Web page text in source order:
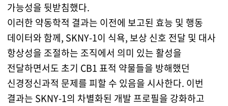
가능성을 뒷받침했다.
이러한 약동학적 결과는 이전에 보고된 효능 및 행동
데이터와 함께, SKNY-1이 식욕, 보상 신호 전달 및 대사
항상성을 조절하는 조직에서 의미 있는 활성을
전달하면서도 초기 CB1 표적 약물들을 방해했던
신경정신과적 문제를 피할 수 있음을 시사한다. 이번
결과는 SKNY-1의 차별화된 개발 프로필을 강화하고